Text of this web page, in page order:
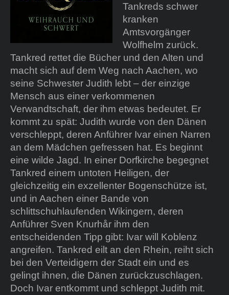
Tankreds schwer
kranken
Amtsvorgänger
Wolfhelm zurück.
Tankred rettet die Bücher und den Alten und
macht sich auf dem Weg nach Aachen, wo
seine Schwester Judith lebt – der einzige
Mensch aus einer verkommenen
Verwandtschaft, der ihm etwas bedeutet. Er
kommt zu spät: Judith wurde von den Dänen
verschleppt, deren Anführer Ivar einen Narren
an dem Mädchen gefressen hat. Es beginnt
eine wilde Jagd. In einer Dorfkirche begegnet
Tankred einem untoten Heiligen, der
gleichzeitig ein exzellenter Bogenschütze ist,
und in Aachen einer Bande von
schlittschuhlaufenden Wikingern, deren
Anführer Sven Knurhår ihm den
entscheidenden Tipp gibt: Ivar will Koblenz
angreifen. Tankred eilt an den Rhein, reiht sich
bei den Verteidigern der Stadt ein und es
gelingt ihnen, die Dänen zurückzuschlagen.
Doch Ivar entkommt und schleppt Judith mit.